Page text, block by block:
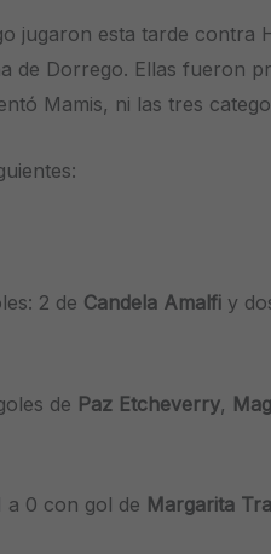
jugaron esta tarde contra
de Dorrego. Ellas fueron
Mamis, ni las tres
2 de Candela Amalfi y
de Paz Etcheverry,
a 0 con gol de Margarita